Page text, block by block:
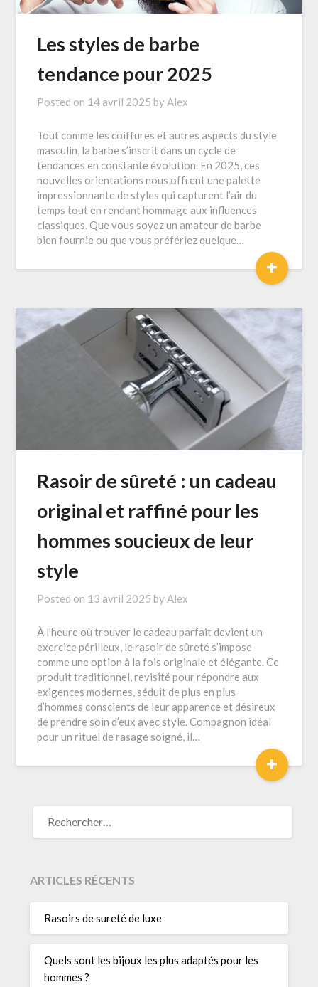
Les styles de barbe
tendance pour 2025
Posted on 14 avril 2025 byAlex
Tout comme les coiffures et autres aspects du style
masculin, la barbe s’inscrit dans un cycle de
tendances en constante évolution. En 2025, ces
nouvelles orientations nous offrent une palette
impressionnante de styles qui capturent l’air du
temps tout en rendant hommage aux influences
classiques. Que vous soyez un amateur de barbe
bien fournie ou que vous préfériez quelque…
+
Rasoir de sûreté : un cadeau
original et raffiné pour les
hommes soucieux de leur
style
Posted on 13 avril 2025 byAlex
À l’heure où trouver le cadeau parfait devient un
exercice périlleux, le rasoir de sûreté s’impose
comme une option à la fois originale et élégante. Ce
produit traditionnel, revisité pour répondre aux
exigences modernes, séduit de plus en plus
d’hommes conscients de leur apparence et désireux
de prendre soin d’eux avec style. Compagnon idéal
pour un rituel de rasage soigné, il…
+
ARTICLES RÉCENTS
Rasoirs de sureté de luxe
Quels sont les bijoux les plus adaptés pour les
hommes ?